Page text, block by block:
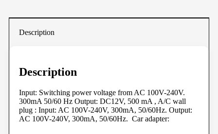
Description
Description
Input: Switching power voltage from AC 100V-240V.
300mA 50/60 Hz Output: DC12V, 500 mA , A/C wall
plug : Input: AC 100V-240V, 300mA, 50/60Hz. Output:
AC 100V-240V, 300mA, 50/60Hz. Car adapter: